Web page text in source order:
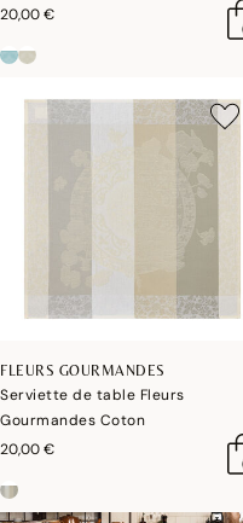
20,00 €
FLEURS GOURMANDES
Serviette de table Fleurs
Gourmandes Coton
20,00 €